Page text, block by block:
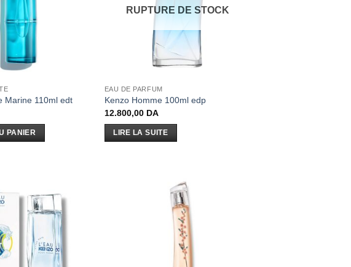
Marine 110ml edt
PANIER
RUPTURE DE STOCK
EAU DE PARFUM
Kenzo Homme 100ml edp
12.800,00 DA
LIRE LA SUITE